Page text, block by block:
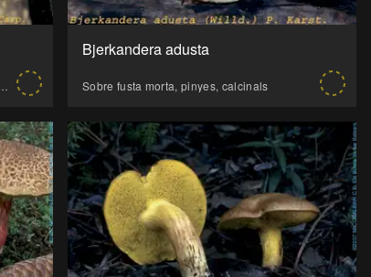
Alzinar, Pinar i altres coníferes, Sobre fusta morta, pinyes, calcinals
Bjerkandera adusta
Sobre fusta morta, pinyes, calcinals